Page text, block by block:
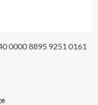
0000 8895 9251 0161